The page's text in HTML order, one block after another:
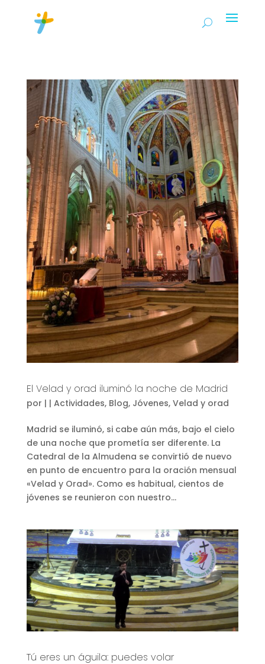
El Velad y orad iluminó la noche de Madrid
por | | Actividades, Blog, Jóvenes, Velad y orad
Madrid se iluminó, si cabe aún más, bajo el cielo
de una noche que prometía ser diferente. La
Catedral de la Almudena se convirtió de nuevo
en punto de encuentro para la oración mensual
«Velad y Orad». Como es habitual, cientos de
jóvenes se reunieron con nuestro...
Tú eres un águila: puedes volar